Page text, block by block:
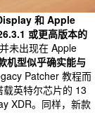
和 Apple
或更高版本的
未出现在 Apple
机型似乎确实能与
Patcher 教程而
英特尔芯片的 13
XDR。同样，新款